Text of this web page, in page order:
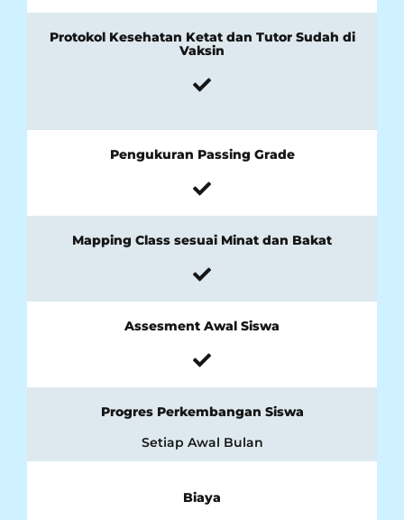
Protokol Kesehatan Ketat dan Tutor Sudah di
Vaksin
Pengukuran Passing Grade
Mapping Class sesuai Minat dan Bakat
Assesment Awal Siswa
Progres Perkembangan Siswa
Setiap Awal Bulan
Biaya